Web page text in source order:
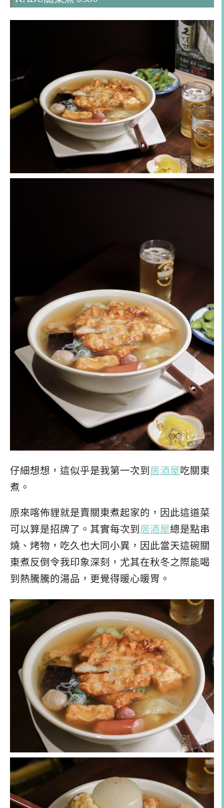
仔細想想，這似乎是我第一次到 居酒屋吃關東
煮。
原來喀佈貍就是賣關東煮起家的，因此這道菜
可以算是招牌了。其實每次到 居酒屋總是點串
燒、烤物，吃久也大同小異，因此當天這碗關
東煮反倒令我印象深刻，尤其在秋冬之際能喝
到熱騰騰的湯品，更覺得暖心暖胃。